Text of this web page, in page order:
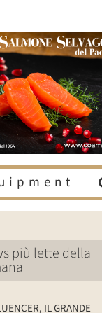
più lette della
IL GRANDE